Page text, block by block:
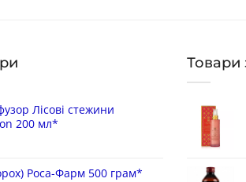
Лісові стежини
200 мл*
Роса-Фарм 500 грам*
Товари